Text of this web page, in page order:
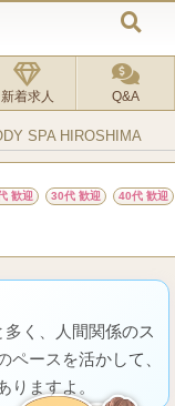
新着求人 Q&A
SPA HIROSHIMA
歓迎 30代 歓迎 40代 歓迎
く、人間関係のス
ペースを活かして、
りますよ。